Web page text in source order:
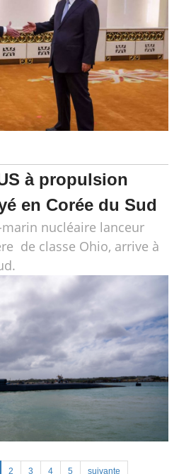
à propulsion
en Corée du Sud
marin nucléaire lanceur
de classe Ohio, arrive à
2 3 4 5 suivante